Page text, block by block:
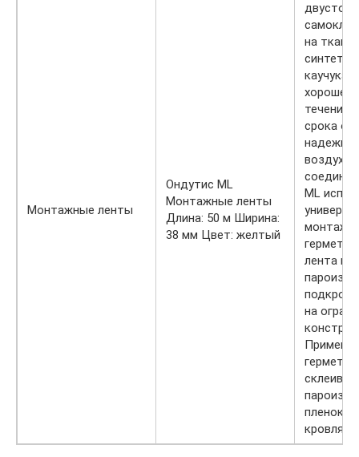
Монтажные ленты
Ондутис ML
Монтажные ленты
Длина: 50 м Ширина:
38 мм Цвет: желтый
на
каучука.
хорошей
течение
срока
ML
лента
на
пленок
кровлях